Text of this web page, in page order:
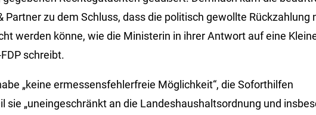
Partner zu dem Schluss, dass die politisch gewollte Rückzahlung
werden könne, wie die Ministerin in ihrer Antwort auf eine
schreibt.
„keine ermessensfehlerfreie Möglichkeit“, die Soforthilfen
sie „uneingeschränkt an die Landeshaushaltsordnung und